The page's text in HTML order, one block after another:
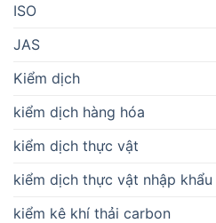
ISO
JAS
Kiểm dịch
kiểm dịch hàng hóa
kiểm dịch thực vật
kiểm dịch thực vật nhập khẩu
kiểm kê khí thải carbon